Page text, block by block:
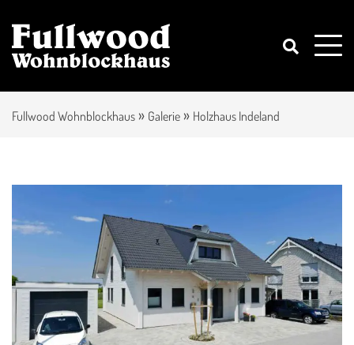
Fullwood Wohnblockhaus » Galerie » Holzhaus Indeland